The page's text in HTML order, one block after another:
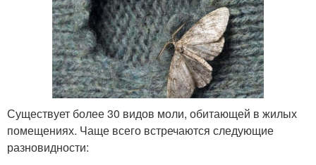
Существует более 30 видов моли, обитающей в жилых
помещениях. Чаще всего встречаются следующие
разновидности: